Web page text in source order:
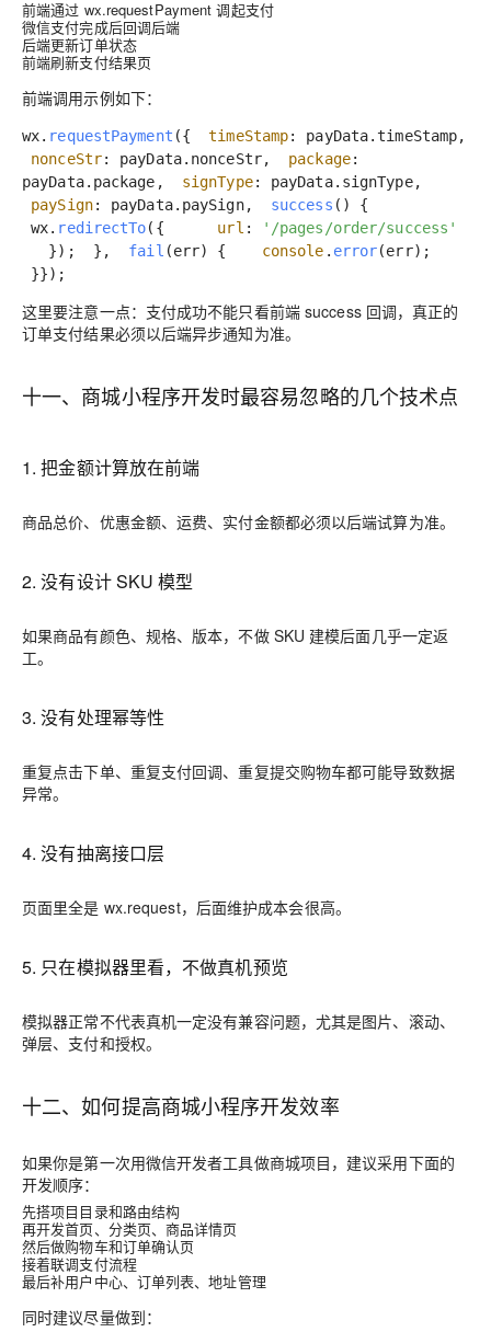
前端通过 wx.requestPayment 调起支付
微信支付完成后回调后端
后端更新订单状态
前端刷新支付结果页
前端调用示例如下：
wx. requestPayment ({ timeStamp: payData.timeStamp,
nonceStr: payData. nonceStr, package:
payData. package , signType: payData. signType,
paySign: payData. paySign, success () {
wx. redirectTo({ url :
'/pages/order/success'
});
}, fail (err) { console . error(err);
}});
这里要注意一点：支付成功不能只看前端 success回调，真正的
订单支付结果必须以后端异步通知为准。
十一、商城小程序开发时最容易忽略的几个技术点
1. 把金额计算放在前端
商品总价、优惠金额、运费、实付金额都必须以后端试算为准。
2. 没有设计 SKU 模型
如果商品有颜色、规格、版本，不做 SKU 建模后面几乎一定返
工。
3. 没有处理幂等性
重复点击下单、重复支付回调、重复提交购物车都可能导致数据
异常。
4. 没有抽离接口层
页面里全是 wx.request，后面维护成本会很高。
5. 只在模拟器里看，不做真机预览
模拟器正常不代表真机一定没有兼容问题，尤其是图片、滚动、
弹层、支付和授权。
十二、如何提高商城小程序开发效率
如果你是第一次用微信开发者工具做商城项目，建议采用下面的
开发顺序：
先搭项目目录和路由结构
再开发首页、分类页、商品详情页
然后做购物车和订单确认页
接着联调支付流程
最后补用户中心、订单列表、地址管理
同时建议尽量做到：